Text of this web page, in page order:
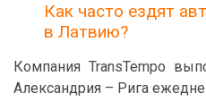
Как часто ездят
в Латвию?
Компания TransTempo
Александрия – Рига